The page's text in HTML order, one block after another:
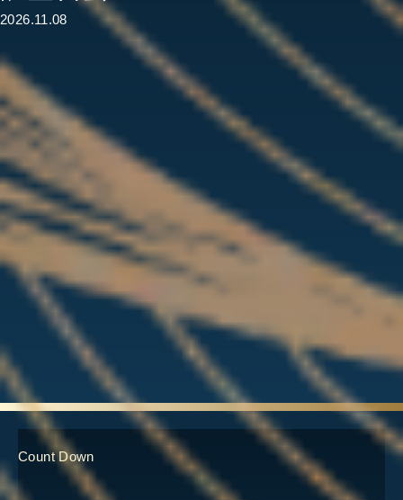
2026.11.08
Count Down